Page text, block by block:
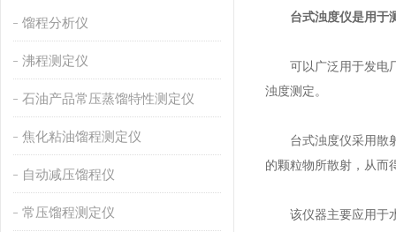
馏程分析仪
沸程测定仪
石油产品常压蒸馏特性测定仪
焦化粘油馏程测定仪
自动减压馏程仪
常压馏程测定仪
台式浊度仪是用于
可以广泛用于发电厂
浊度测定。
台式浊度仪采用散射
的颗粒物所散射，从而
该仪器主要应用于水